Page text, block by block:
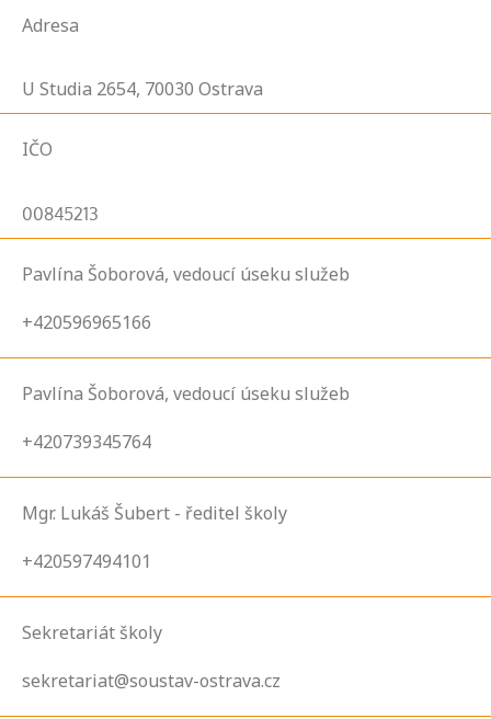
Adresa
U Studia 2654, 70030 Ostrava
IČO
00845213
Pavlína Šoborová, vedoucí úseku služeb
+420596965166
Pavlína Šoborová, vedoucí úseku služeb
+420739345764
Mgr. Lukáš Šubert - ředitel školy
+420597494101
Sekretariát školy
sekretariat@soustav-ostrava.cz